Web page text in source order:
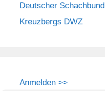
Deutscher Schachbund
Kreuzbergs DWZ
Anmelden >>